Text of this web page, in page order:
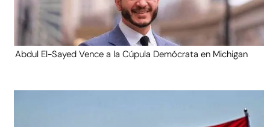
Abdul El-Sayed Vence a la Cúpula Demócrata en Michigan